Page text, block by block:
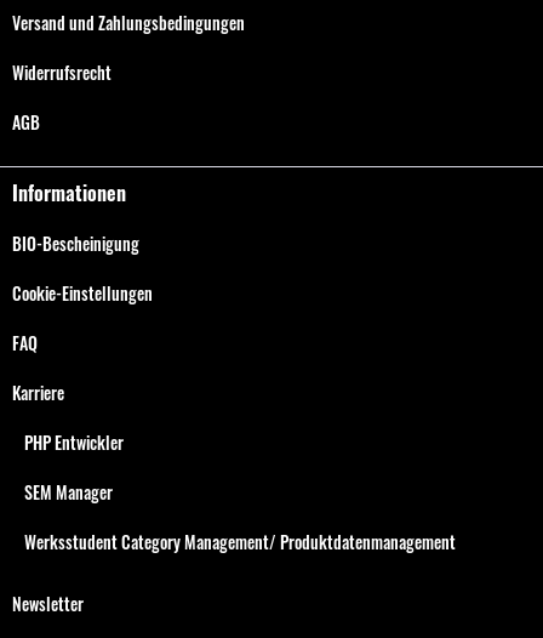
Versand und Zahlungsbedingungen
Widerrufsrecht
AGB
Informationen
BIO-Bescheinigung
Cookie-Einstellungen
FAQ
Karriere
PHP Entwickler
SEM Manager
Werksstudent Category Management/ Produktdatenmanagement
Newsletter